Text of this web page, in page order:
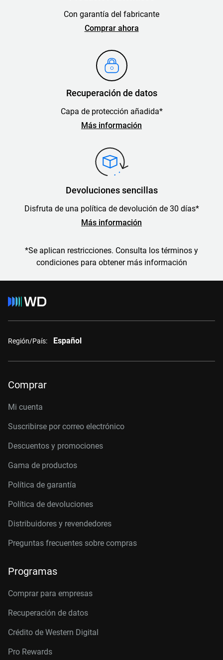
Con garantía del fabricante
Comprar ahora
Recuperación de datos
Capa de protección añadida*
Más información
Devoluciones sencillas
Disfruta de una política de devolución de 30 días*
Más información
*Se aplican restricciones. Consulta los términos y
condiciones para obtener más información
Región/País: Español
Comprar
Mi cuenta
Suscribirse por correo electrónico
Descuentos y promociones
Gama de productos
Política de garantía
Política de devoluciones
Distribuidores y revendedores
Preguntas frecuentes sobre compras
Programas
Comprar para empresas
Recuperación de datos
Crédito de Western Digital
Pro Rewards